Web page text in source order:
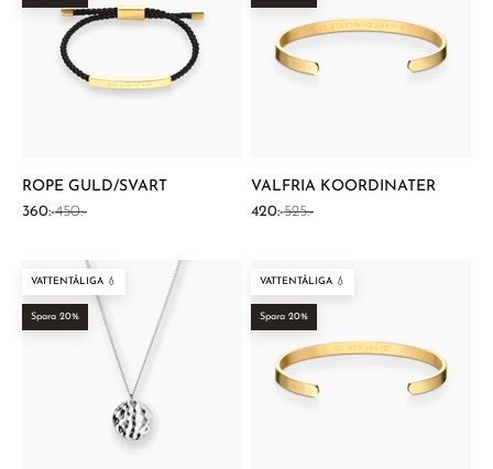
ROPE GULD/SVART
REA-pris
360:-Pris
450:-
VALFRIA KOORDINATER
REA-pris
420:-Pris
525:-
VATTENTÅLIGA 💧
Spara 20%
VATTENTÅLIGA 💧
Spara 20%